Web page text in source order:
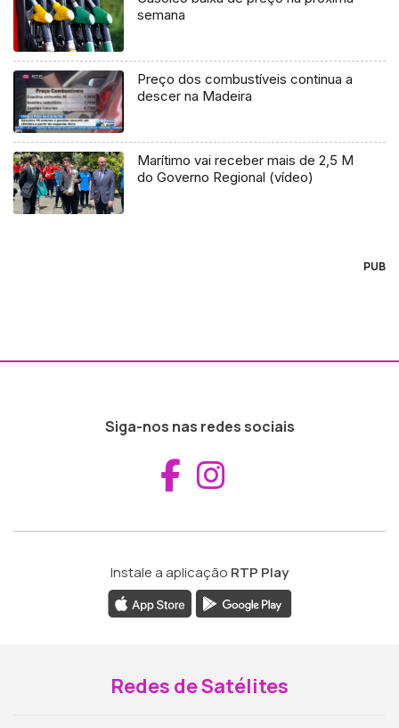
semana
Preço dos combustíveis continua a
descer na Madeira
Marítimo vai receber mais de 2,5 M
do Governo Regional (vídeo)
PUB
Siga-nos nas redes sociais
Aceder ao
Instale a aplicação RTP Play
Redes de Satélites